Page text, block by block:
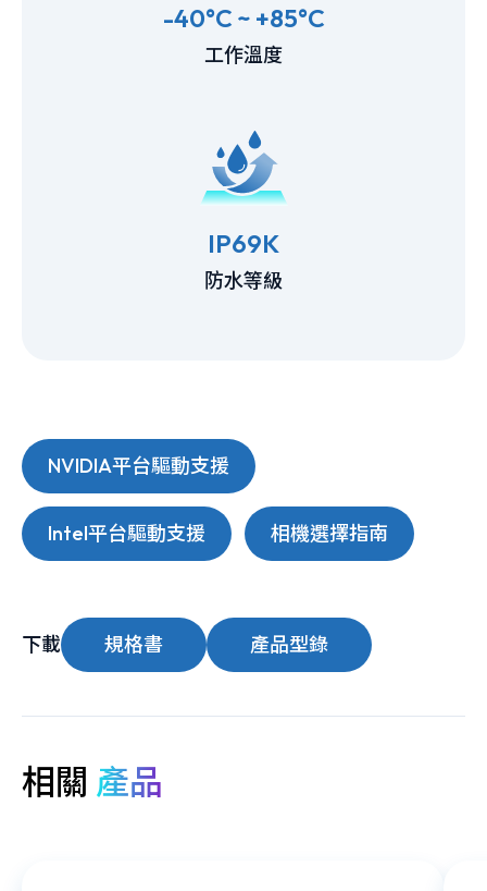
-40°C ~ +85°C
工作溫度
IP69K
防水等級
NVIDIA平台驅動支援
Intel平台驅動支援 相機選擇指南
下載 規格書 產品型錄
相關 產品